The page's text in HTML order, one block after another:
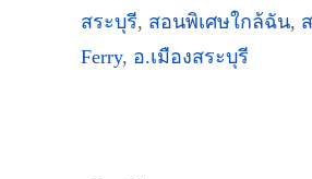
สระบุรี, สอนพิเศษใกล้ฉัน,
Ferry, อ.เมืองสระบุรี